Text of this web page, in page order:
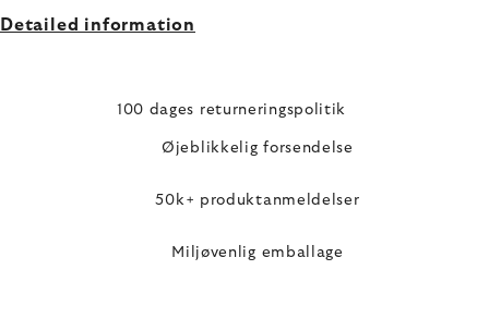
Detailed information
100 dages returneringspolitik
Øjeblikkelig forsendelse
50k+ produktanmeldelser
Miljøvenlig emballage